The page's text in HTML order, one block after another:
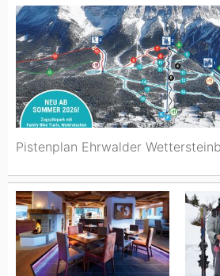
Pistenplan Ehrwalder